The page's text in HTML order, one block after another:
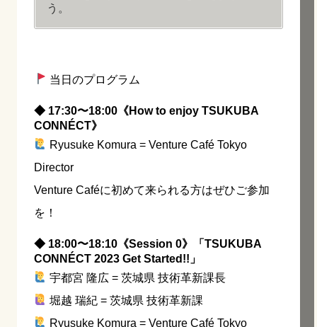
う。
当日のプログラム
◆ 17:30〜18:00《How to enjoy TSUKUBA
CONNÉCT》
Ryusuke Komura = Venture Café Tokyo
Director
Venture Caféに初めて来られる方はぜひご参加
を！
◆ 18:00〜18:10《Session 0》「TSUKUBA
CONNÉCT 2023 Get Started!!」
宇都宮 隆広 = 茨城県 技術革新課長
堀越 瑞紀 = 茨城県 技術革新課
Ryusuke Komura = Venture Café Tokyo